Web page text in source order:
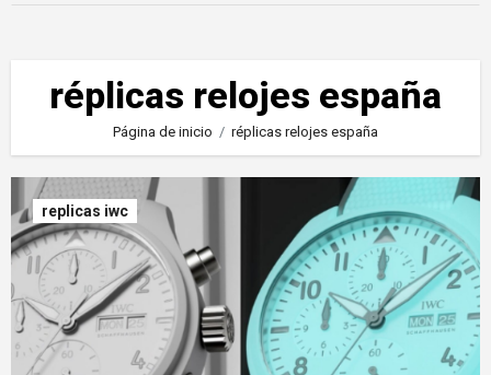
réplicas relojes españa
Página de inicio réplicas relojes españa
replicas iwc